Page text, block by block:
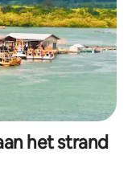
het strand